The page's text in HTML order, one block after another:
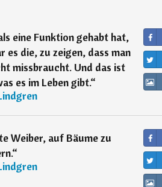
eine Funktion gehabt hat,
die, zu zeigen, dass man
missbraucht. Und das ist
es im Leben gibt.“
Weiber, auf Bäume zu
“